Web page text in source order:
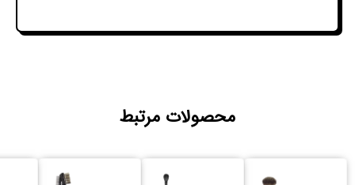
محصولات مرتبط